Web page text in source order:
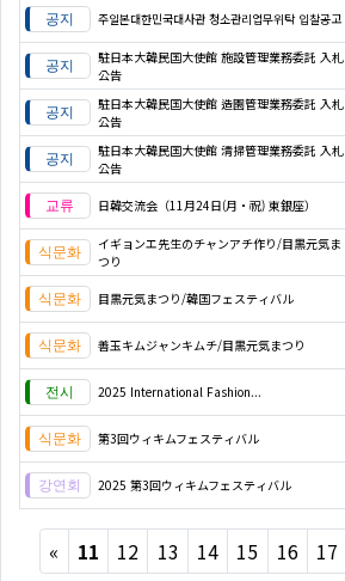
주일본대한민국대사관 청소관리업무위탁 입찰공고
駐日本大韓民国大使館 施設管理業務委託 入札
公告
駐日本大韓民国大使館 造園管理業務委託 入札
公告
駐日本大韓民国大使館 清掃管理業務委託 入札
公告
日韓交流会（11月24日(月・祝) 東銀座）
イギョンエ先生のチャンアチ作り/目黒元気ま
つり
目黒元気まつり/韓国フェスティバル
善玉キムジャンキムチ/目黒元気まつり
2025 International Fashion...
第3回ウィキムフェスティバル
2025 第3回ウィキムフェスティバル
« Previous
11 12 13 14 15 16 17